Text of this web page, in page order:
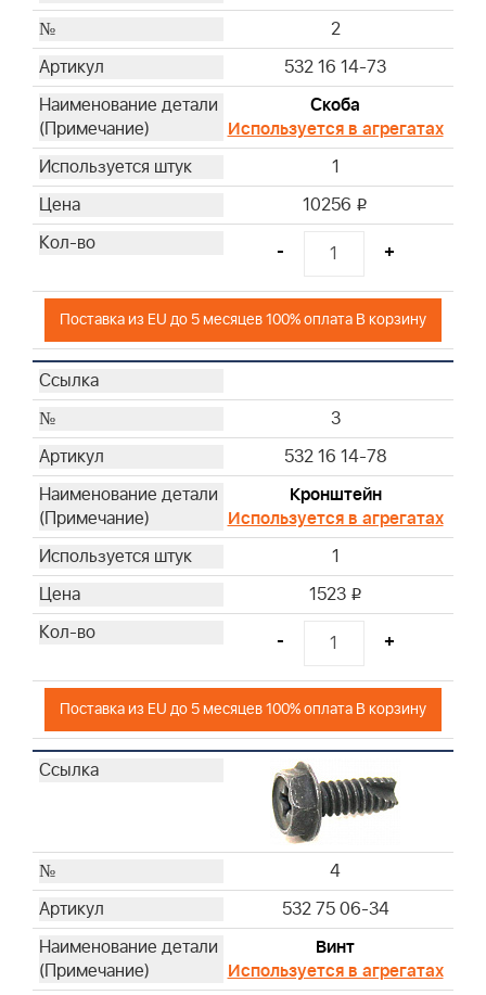
39
41
47
60
61
62
63
66
67
68
73
75
76
2
532 16 14-73
Скоба
Используется в агрегатах
1
10256 i
- +
Поставка из EU до 5 месяцев 100% оплата В корзину
3
532 16 14-78
Кронштейн
Используется в агрегатах
1
1523 i
- +
Поставка из EU до 5 месяцев 100% оплата В корзину
4
532 75 06-34
Винт
Используется в агрегатах